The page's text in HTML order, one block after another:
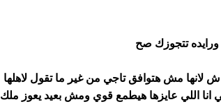
تتجوزك صح
مش هتوافق تاجي من غير ما تقول لاهلها
اللي عايزها هيطمع قوي ومش بعيد يعوز ملك